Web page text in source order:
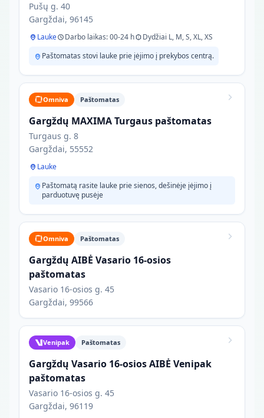
Pušų g. 40
Gargždai, 96145
Lauke Darbo laikas: 00-24 h
Dydžiai L, M, S, XL, XS
Paštomatas stovi lauke prie įėjimo į prekybos centrą.
Omniva Paštomatas
Gargždų MAXIMA Turgaus paštomatas
Turgaus g. 8
Gargždai, 55552
Lauke
Paštomatą rasite lauke prie sienos, dešinėje įėjimo į
parduotuvę pusėje
Omniva Paštomatas
Gargždų AIBĖ Vasario 16-osios
paštomatas
Vasario 16-osios g. 45
Gargždai, 99566
Venipak Paštomatas
Gargždų Vasario 16-osios AIBĖ Venipak
paštomatas
Vasario 16-osios g. 45
Gargždai, 96119